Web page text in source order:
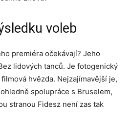
voleb
premiéra očekávají? Jeho
lidových tanců. Je fotogenický
hvězda. Nejzajímavější je,
spolupráce s Bruselem,
stranou Fidesz není zas tak